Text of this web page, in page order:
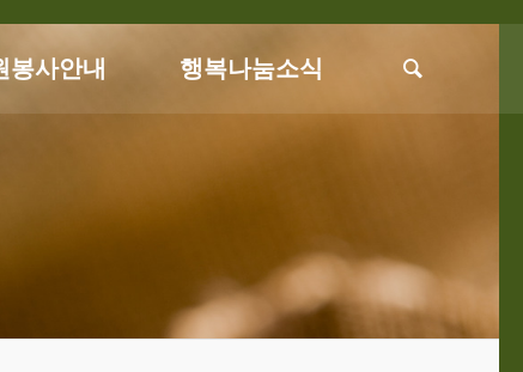
봉사안내 행복나눔소식